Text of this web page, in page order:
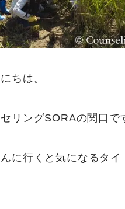
ちは。
リングSORAの関口で
に行くと気になるタイ